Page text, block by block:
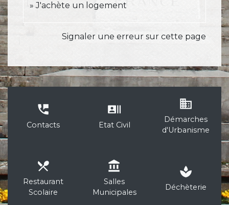
J'achète un logement
Signaler une erreur sur cette page
perm_phone_msg
Contacts
recent_actors
Etat Civil
business
Démarches
d'Urbanisme
local_dining
Restaurant
Scolaire
account_balance
Salles
Municipales
spa
Déchèterie